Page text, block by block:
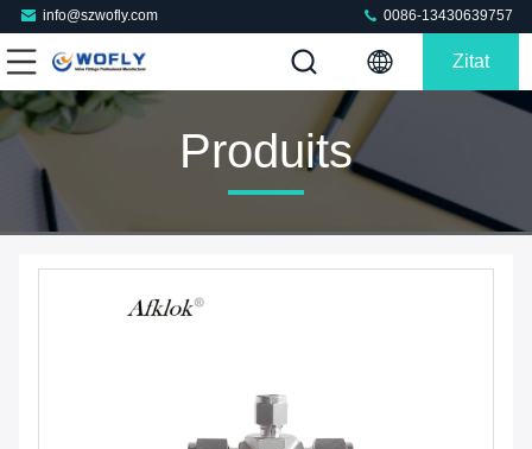
info@szwofly.com 0086-13430639757
Zitat
Produits